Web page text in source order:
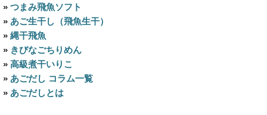
» つまみ飛魚ソフト
» あご生干し（飛魚生干）
» 縄干飛魚
» きびなごちりめん
» 高級煮干いりこ
» あごだし コラム一覧
» あごだしとは